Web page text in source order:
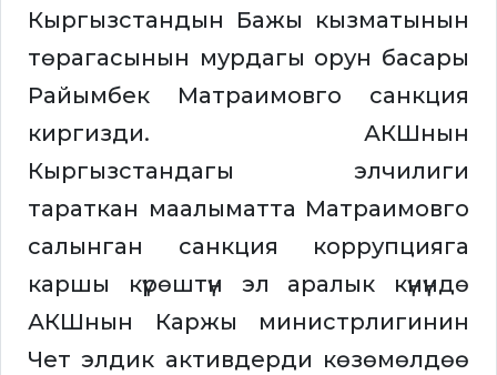
Кыргызстандын Бажы кызматынын
төрагасынын мурдагы орун басары
Райымбек Матраимовго санкция
киргизди. АКШнын
Кыргызстандагы элчилиги
тараткан маалыматта Матраимовго
салынган санкция коррупцияга
каршы күрөштүн эл аралык күнүндө
АКШнын Каржы министрлигинин
Чет элдик активдерди көзөмөлдөө